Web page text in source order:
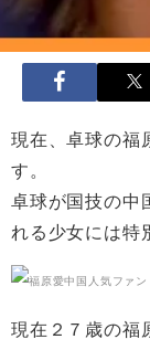
現在、卓球の福
す。
卓球が国技の中
れる少女には特
現在２７歳の福